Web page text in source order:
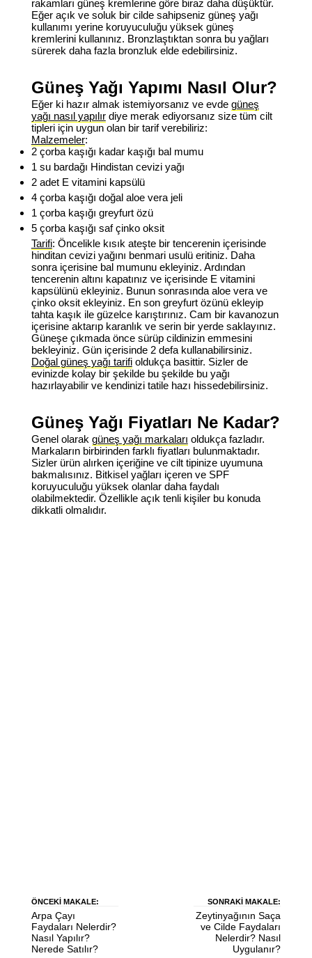
rakamları güneş kremlerine göre biraz daha düşüktür.
Eğer açık ve soluk bir cilde sahipseniz güneş yağı
kullanımı yerine koruyuculuğu yüksek güneş
kremlerini kullanınız. Bronzlaştıktan sonra bu yağları
sürerek daha fazla bronzluk elde edebilirsiniz.
Güneş Yağı Yapımı Nasıl Olur?
Eğer ki hazır almak istemiyorsanız ve evde güneş
yağı nasıl yapılırdiye merak ediyorsanız size tüm cilt
tipleri için uygun olan bir tarif verebiliriz:
Malzemeler:
2 çorba kaşığı kadar kaşığı bal mumu
1 su bardağı Hindistan cevizi yağı
2 adet E vitamini kapsülü
4 çorba kaşığı doğal aloe vera jeli
1 çorba kaşığı greyfurt özü
5 çorba kaşığı saf çinko oksit
Tarifi: Öncelikle kısık ateşte bir tencerenin içerisinde
hinditan cevizi yağını benmari usulü eritiniz. Daha
sonra içerisine bal mumunu ekleyiniz. Ardından
tencerenin altını kapatınız ve içerisinde E vitamini
kapsülünü ekleyiniz. Bunun sonrasında aloe vera ve
çinko oksit ekleyiniz. En son greyfurt özünü ekleyip
tahta kaşık ile güzelce karıştırınız. Cam bir kavanozun
içerisine aktarıp karanlık ve serin bir yerde saklayınız.
Güneşe çıkmada önce sürüp cildinizin emmesini
bekleyiniz. Gün içerisinde 2 defa kullanabilirsiniz.
Doğal güneş yağı tarifioldukça basittir. Sizler de
evinizde kolay bir şekilde bu şekilde bu yağı
hazırlayabilir ve kendinizi tatile hazı hissedebilirsiniz.
Güneş Yağı Fiyatları Ne Kadar?
Genel olarak güneş yağı markaları oldukça fazladır.
Markaların birbirinden farklı fiyatları bulunmaktadır.
Sizler ürün alırken içeriğine ve cilt tipinize uyumuna
bakmalısınız. Bitkisel yağları içeren ve SPF
koruyuculuğu yüksek olanlar daha faydalı
olabilmektedir. Özellikle açık tenli kişiler bu konuda
dikkatli olmalıdır.
ÖNCEKI MAKALE:
Arpa Çayı
Faydaları Nelerdir?
Nasıl Yapılır?
Nerede Satılır?
SONRAKI MAKALE:
Zeytinyağının Saça
ve Cilde Faydaları
Nelerdir? Nasıl
Uygulanır?